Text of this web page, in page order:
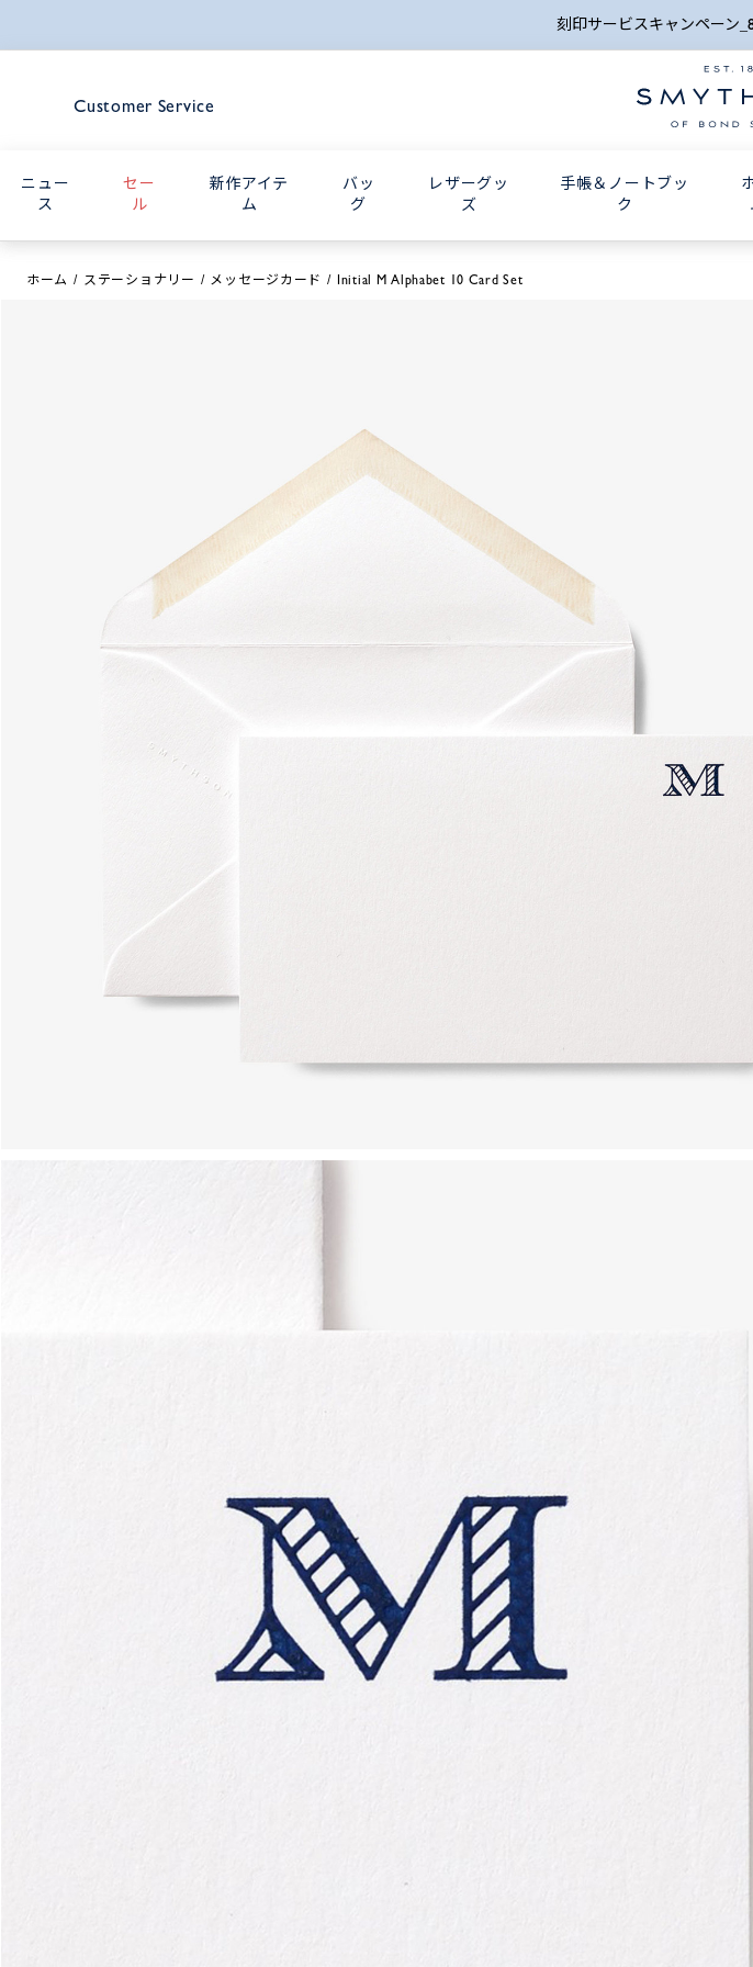
刻印サービスキャンペーン
Customer Service
ニュー
ス
セー
ル
新作アイテ
ム
バッ
グ
レザーグッ
ズ
手帳＆ノートブッ
ク
ホーム ステーショナリー メッセージカード Initial M Alphabet 10 Card Set